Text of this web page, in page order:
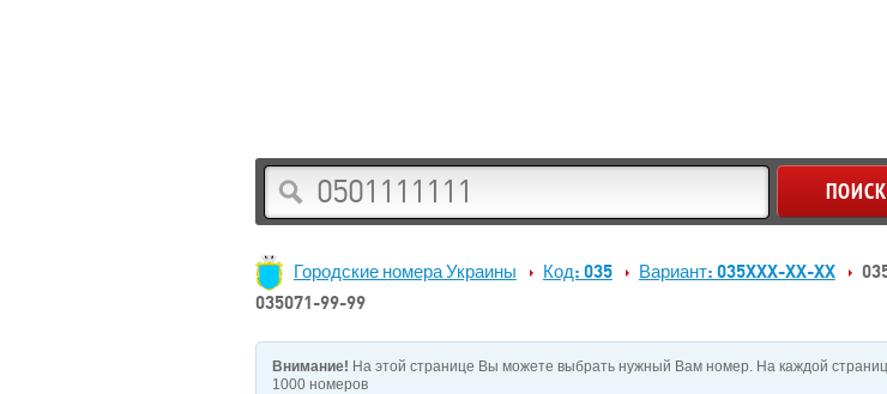
Городские номера Украины Код: 035 Вариант: 035XXX-XX-XX
035071-99-99
Внимание! На этой странице Вы можете выбрать нужный Вам номер. На каждой
1000 номеров